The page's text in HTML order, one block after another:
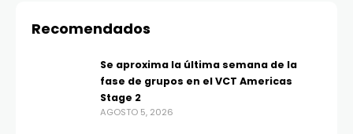
Recomendados
Se aproxima la última semana de la
fase de grupos en el VCT Americas
Stage 2
AGOSTO 5, 2026